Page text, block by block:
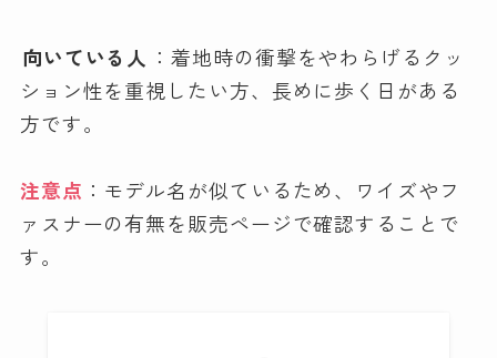
向いている人 ：着地時の衝撃をやわらげるクッ
ション性を重視したい方、長めに歩く日がある
方です。
注意点 ：モデル名が似ているため、ワイズやフ
ァスナーの有無を販売ページで確認することで
す。